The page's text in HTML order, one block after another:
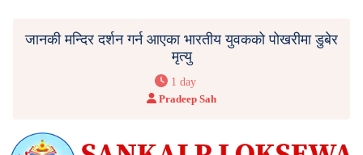
जानकी मन्दिर दर्शन गर्न आएका भारतीय युवकको पोखरीमा डुबेर
मृत्यु
1 day
Pradeep Sah